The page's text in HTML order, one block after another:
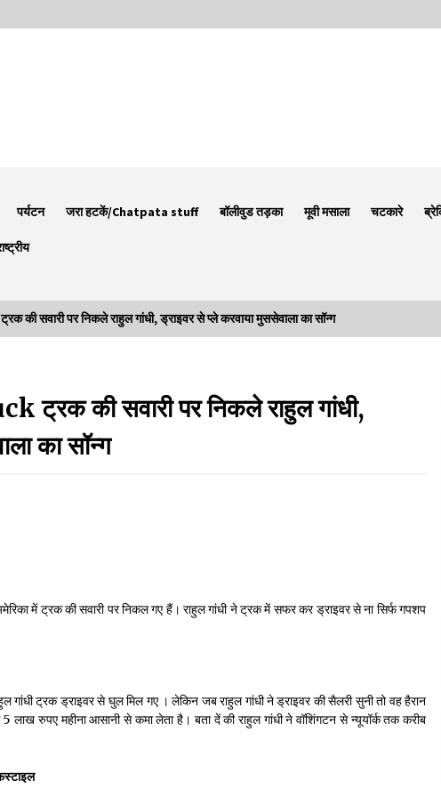
पर्यटन जरा हटकें/Chatpata stuff बॉलीवुड तड़का मूवी मसाला चटकारे
घोषणा
September 7, 2023
सवारी पर निकले राहुल गांधी, ड्राइवर से प्ले करवाया मुससेवाला का सॉन्ग
की सवारी पर निकले राहुल गांधी,
का सॉन्ग
में ट्रक की सवारी पर निकल गए हैं। राहुल गांधी ने ट्रक में सफर कर ड्राइवर से ना सिर्फ गपशप
गांधी ट्रक ड्राइवर से घुल मिल गए । लेकिन जब राहुल गांधी ने ड्राइवर की सैलरी सुनी तो वह हैरान
लाख रुपए महीना आसानी से कमा लेता है। बता दें की राहुल गांधी ने वॉशिंगटन से न्यूयॉर्क तक करीब